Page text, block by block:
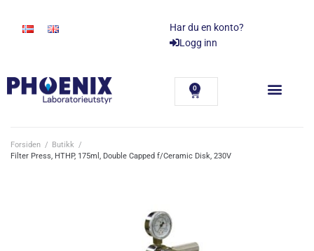
Har du en konto?
Logg inn
0
Forsiden / Butikk /
Filter Press, HTHP, 175ml, Double Capped f/Ceramic Disk, 230V